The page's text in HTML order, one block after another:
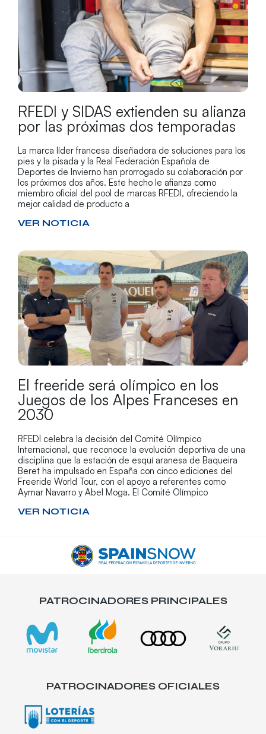
RFEDI y SIDAS extienden su alianza
por las próximas dos temporadas
La marca líder francesa diseñadora de soluciones para los
pies y la pisada y la Real Federación Española de
Deportes de Invierno han prorrogado su colaboración por
los próximos dos años. Este hecho le afianza como
miembro oficial del pool de marcas RFEDI, ofreciendo la
mejor calidad de producto a
VER NOTICIA
El freeride será olímpico en los
Juegos de los Alpes Franceses en
2030
RFEDI celebra la decisión del Comité Olímpico
Internacional, que reconoce la evolución deportiva de una
disciplina que la estación de esquí aranesa de Baqueira
Beret ha impulsado en España con cinco ediciones del
Freeride World Tour, con el apoyo a referentes como
Aymar Navarro y Abel Moga. El Comité Olímpico
VER NOTICIA
PATROCINADORES PRINCIPALES
PATROCINADORES OFICIALES